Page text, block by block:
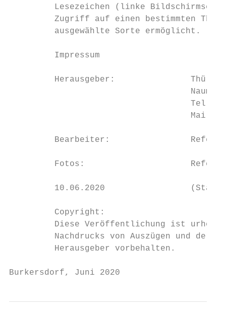
Lesezeichen (linke
Zugriff auf einen bestimmten
         ausgewählte Sorte ermöglicht.
         Impressum
Herausgeber:
Tel.:
Mail:
Bearbeiter:
Fotos:
10.06.2020                 (Stand
         Copyright:
Diese Veröffentlichung ist
Nachdrucks von Auszügen und der
         Herausgeber vorbehalten.
Burkersdorf, Juni 2020